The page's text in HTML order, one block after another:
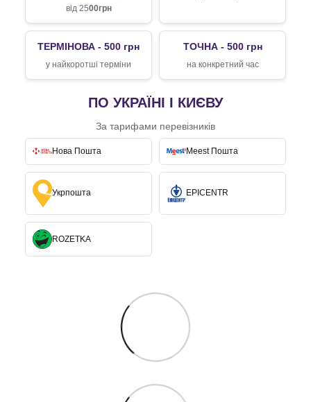
від 2500грн
ТЕРМІНОВА - 500 грн
у найкоротші терміни
ТОЧНА - 500 грн
на конкретний час
ПО УКРАЇНІ І КИЄВУ
За тарифами перевізників
Нова Пошта Meest Пошта
Укрпошта EPICENTR
ROZETKA